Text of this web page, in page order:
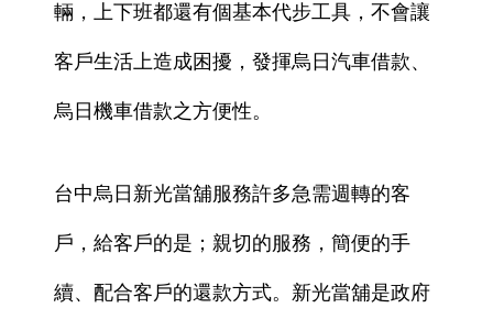
輛，上下班都還有個基本代步工具，不會讓
客戶生活上造成困擾，發揮烏日 汽車借款、
烏日 機車借款之方便性。
台中烏日 新光當舖服務許多急需週轉的客
戶，給客戶的是；親切的服務，簡便的手
續、配合客戶的還款方式。新光當舖是政府